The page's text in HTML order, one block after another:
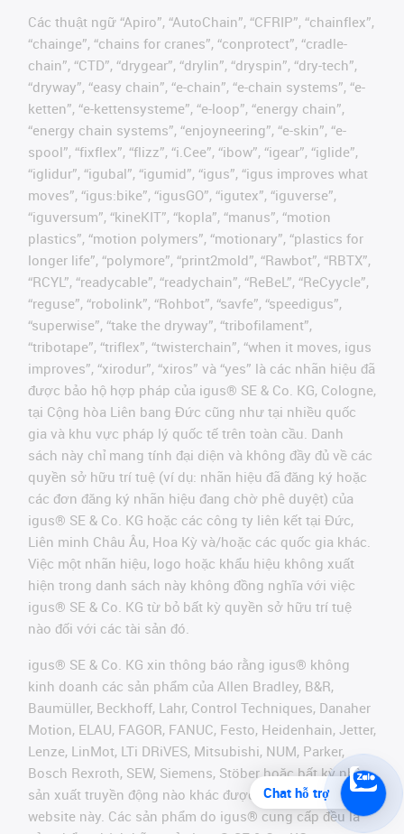
Các thuật ngữ “Apiro”, “AutoChain”, “CFRIP”, “chainflex”,
“chainge”, “chains for cranes”, “conprotect”, “cradle-
chain”, “CTD”, “drygear”, “drylin”, “dryspin”, “dry-tech”,
“dryway”, “easy chain”, “e-chain”, “e-chain systems”, “e-
ketten”, “e-kettensysteme”, “e-loop”, “energy chain”,
“energy chain systems”, “enjoyneering”, “e-skin”, “e-
spool”, “fixflex”, “flizz”, “i.Cee”, “ibow”, “igear”, “iglide”,
“iglidur”, “igubal”, “igumid”, “igus”, “igus improves what
moves”, “igus:bike”, “igusGO”, “igutex”, “iguverse”,
“iguversum”, “kineKIT”, “kopla”, “manus”, “motion
plastics”, “motion polymers”, “motionary”, “plastics for
longer life”, “polymore”, “print2mold”, “Rawbot”, “RBTX”,
“RCYL”, “readycable”, “readychain”, “ReBeL”, “ReCyycle”,
“reguse”, “robolink”, “Rohbot”, “savfe”, “speedigus”,
“superwise”, “take the dryway”, “tribofilament”,
“tribotape”, “triflex”, “twisterchain”, “when it moves, igus
improves”, “xirodur”, “xiros” và “yes” là các nhãn hiệu đã
được bảo hộ hợp pháp của igus® SE & Co. KG, Cologne,
tại Cộng hòa Liên bang Đức cũng như tại nhiều quốc
gia và khu vực pháp lý quốc tế trên toàn cầu. Danh
sách này chỉ mang tính đại diện và không đầy đủ về các
quyền sở hữu trí tuệ (ví dụ: nhãn hiệu đã đăng ký hoặc
các đơn đăng ký nhãn hiệu đang chờ phê duyệt) của
igus® SE & Co. KG hoặc các công ty liên kết tại Đức,
Liên minh Châu Âu, Hoa Kỳ và/hoặc các quốc gia khác.
Việc một nhãn hiệu, logo hoặc khẩu hiệu không xuất
hiện trong danh sách này không đồng nghĩa với việc
igus® SE & Co. KG từ bỏ bất kỳ quyền sở hữu trí tuệ
nào đối với các tài sản đó.
igus® SE & Co. KG xin thông báo rằng igus® không
kinh doanh các sản phẩm của Allen Bradley, B&R,
Baumüller, Beckhoff, Lahr, Control Techniques, Danaher
Motion, ELAU, FAGOR, FANUC, Festo, Heidenhain, Jetter,
Lenze, LinMot, LTi DRiVES, Mitsubishi, NUM, Parker,
Bosch Rexroth, SEW, Siemens, Stöber hoặc bất kỳ nhà
sản xuất truyền động nào khác được đề cập trên
website này. Các sản phẩm do igus® cung cấp đều là
Chat hỗ trợ